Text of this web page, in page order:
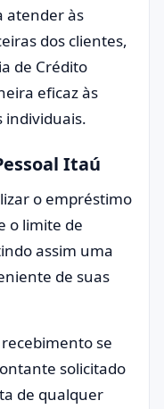
atender às
dos clientes,
de Crédito
eficaz às
individuais.
Itaú
o empréstimo
o limite de
assim uma
de suas
se
solicitado
de qualquer